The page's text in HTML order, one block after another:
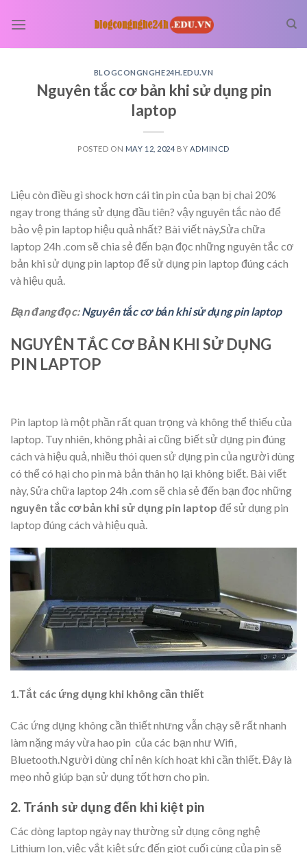
BLOGCONGNGHE24H.EDU.VN
Nguyên tắc cơ bản khi sử dụng pin
laptop
POSTED ON MAY 12, 2024 BY ADMINCD
Liệu còn điều gì shock hơn cái tin pin của bạn bị chai 20%
ngay trong tháng sử dụng đầu tiên? vậy nguyên tắc nào để
bảo vệ pin laptop hiệu quả nhất? Bài viết này,Sửa chữa
laptop 24h .com sẽ chia sẻ đến bạn đọc những nguyên tắc cơ
bản khi sử dụng pin laptop để sử dụng pin laptop đúng cách
và hiệu quả.
Bạn đang đọc:Nguyên tắc cơ bản khi sử dụng pin laptop
NGUYÊN TẮC CƠ BẢN KHI SỬ DỤNG
PIN LAPTOP
Pin laptop là một phần rất quan trọng và không thể thiếu của
laptop. Tuy nhiên, không phải ai cũng biết sử dụng pin đúng
cách và hiệu quả, nhiều thói quen sử dụng pin của người dùng
có thể có hại cho pin mà bản thân họ lại không biết. Bài viết
này, Sửa chữa laptop 24h .com sẽ chia sẻ đến bạn đọc những
nguyên tắc cơ bản khi sử dụng pin laptop để sử dụng pin
laptop đúng cách và hiệu quả.
1.Tắt các ứng dụng khi không cần thiết
Các ứng dụng không cần thiết nhưng vẫn chạy sẽ rất nhanh
làm nặng máy vừa hao pin của các bạn như Wifi,
Bluetooth.Người dùng chỉ nên kích hoạt khi cần thiết. Đây là
mẹo nhỏ giúp bạn sử dụng tốt hơn cho pin.
2. Tránh sử dụng đến khi kiệt pin
Các dòng laptop ngày nay thường sử dụng công nghệ
Lithium Ion, việc vắt kiệt sức đến giọt cuối cùng của pin sẽ